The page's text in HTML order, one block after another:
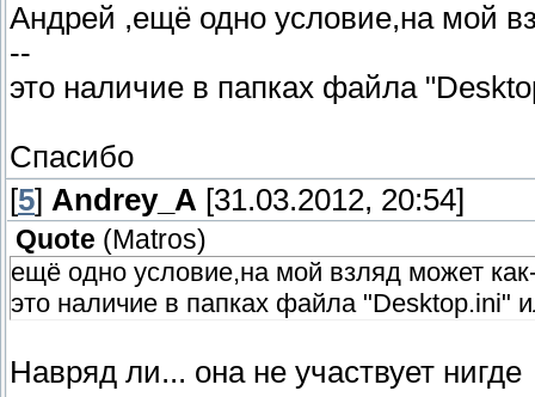
Андрей ,ещё одно условие,на мой
--
это наличие в папках файла
Спасибо
[5] Andrey_A [31.03.2012, 20:54]
Quote (Matros)
ещё одно условие,на мой взляд может
это наличие в папках файла "Desktop.ini"
Навряд ли... она не участвует нигде